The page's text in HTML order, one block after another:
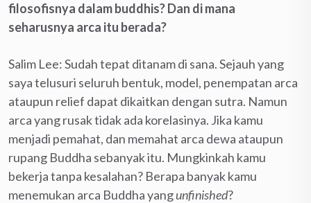
filosofisnya dalam buddhis? Dan di mana
seharusnya arca itu berada?
Salim Lee: Sudah tepat ditanam di sana. Sejauh yang
saya telusuri seluruh bentuk, model, penempatan arca
ataupun relief dapat dikaitkan dengan sutra. Namun
arca yang rusak tidak ada korelasinya. Jika kamu
menjadi pemahat, dan memahat arca dewa ataupun
rupang Buddha sebanyak itu. Mungkinkah kamu
bekerja tanpa kesalahan? Berapa banyak kamu
menemukan arca Buddha yangunfinished?